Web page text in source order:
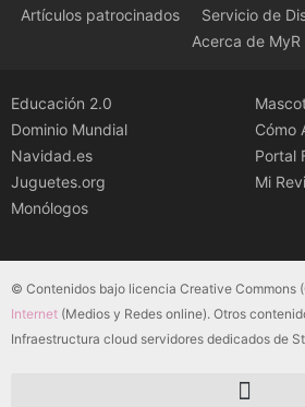
Artículos patrocinados Servicio de
Acerca de MyR
Educación 2.0
Dominio Mundial
Navidad.es
Juguetes.org
Monólogos
Cómo
Portal
Mi
© Contenidos bajo licencia Creative Commons
Internet (Medios y Redes online). Otros
Infraestructura cloud servidores dedicados de